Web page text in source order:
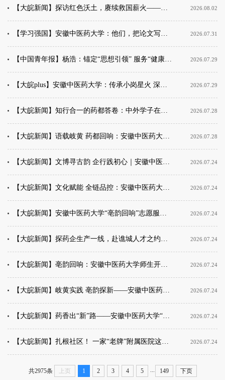
【大皖新闻】探访红色沃土，赓续救国薪火——安徽中医药大学“话解新安·健康惠民”实践团走进黄山两大红... 2026.08.02
【学习强国】安徽中医药大学：他们，把论文写在祖国大地上 2026.07.31
【中国青年报】杨浩：锚定“思想引领” 服务“健康中国” 中医药高校落实党建带团建制度的逻辑理路 2026.07.29
【大皖plus】安徽中医药大学：传承小岗星火 深耕本草乡土 2026.07.29
【大皖新闻】知行合一的药都答卷：中外学子在亳州读懂中医药的守正与创新 2026.07.28
【大皖新闻】语载岐黄 药都回响：安徽中医药大学 “亳韵回响” 志愿服务队亳州行探寻语言赋能中医药传承... 2026.07.28
【大皖新闻】文博寻古韵 企行践初心｜安徽中医药大学“亳韵回响”志愿服务队探寻亳州中医药守正创新之道 2026.07.24
【大皖新闻】文化赋能 全链品控：安徽中医药大学“亳韵回响”志愿服务队走进万花草健康集团调研 2026.07.24
【大皖新闻】安徽中医药大学“亳韵回响”志愿服务队在亳州市博物馆开展红色教育 2026.07.24
【大皖新闻】探药企生产一线，赴谯城人才之约——中外实践队见证中医药产业与人才同频发展 2026.07.24
【大皖新闻】亳韵回响：安徽中医药大学师生开展中医药产业推普调研 2026.07.24
【大皖新闻】岐黄实践 亳韵探新——安徽中医药大学“亳韵回响”实践团走进亳州药企 2026.07.24
【大皖新闻】药香出“新”路——安徽中医药大学“亳韵回响”志愿服务队调研亳州中医药大健康产业 2026.07.24
【大皖新闻】扎根社区！ 一家“老牌”附属医院这样打造沉浸式中医生活圈 2026.07.24
共2975条 上页 1 2 3 4 5 ... 149 下页